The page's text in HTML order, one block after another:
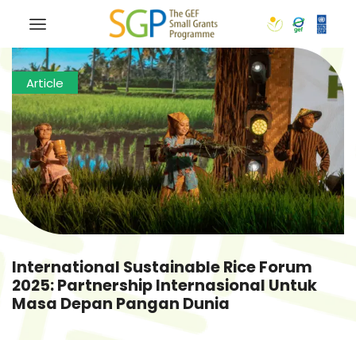
Article
International Sustainable Rice Forum
2025: Partnership Internasional Untuk
Masa Depan Pangan Dunia